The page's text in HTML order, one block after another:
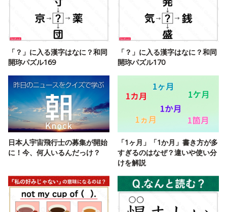
「？」に入る漢字はなに？和同
開珎パズル169
「？」に入る漢字はなに？和同
開珎パズル170
日本人宇宙飛行士の募集が開始
に！今、何人いるんだっけ？
「1ヶ月」「1か月」書き方が多
すぎるのはなぜ？違いや使い分
けを解説